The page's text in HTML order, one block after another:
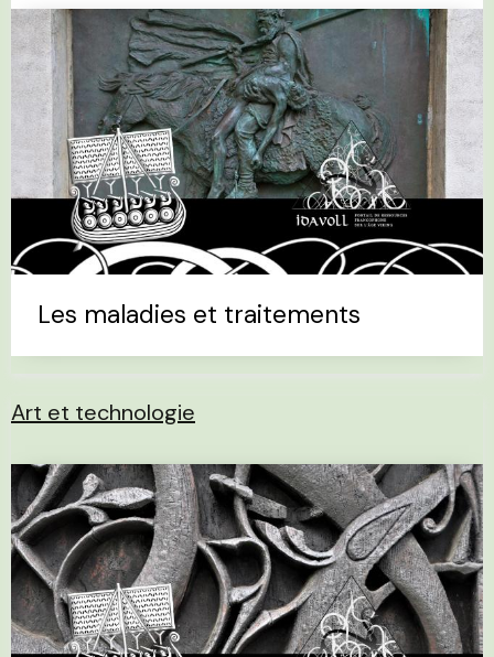
Les maladies et traitements
Art et technologie